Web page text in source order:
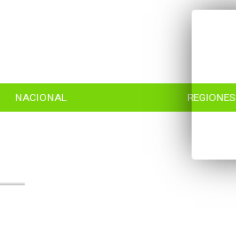
NACIONAL REGIONES